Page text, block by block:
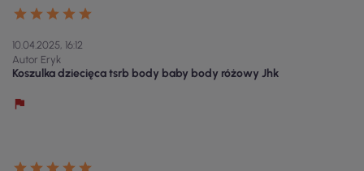
10.04.2025, 16:12
Autor Eryk
Koszulka dziecięca tsrb body baby body różowy Jhk